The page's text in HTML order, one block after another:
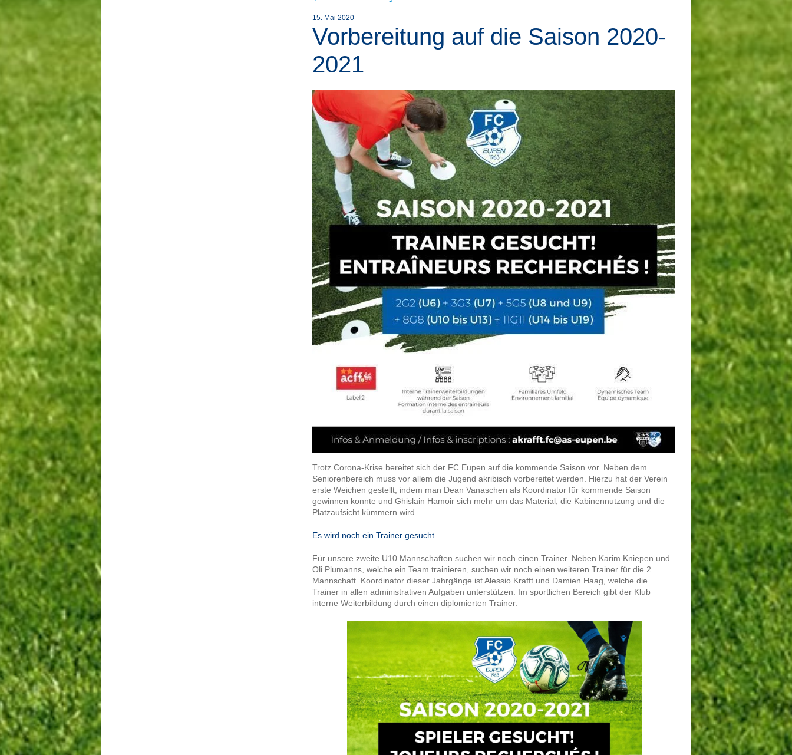
15. Mai 2020
Vorbereitung auf die Saison 2020-
2021
Trotz Corona-Krise bereitet sich der FC Eupen auf die kommende Saison vor. Neben dem
Seniorenbereich muss vor allem die Jugend akribisch vorbereitet werden. Hierzu hat der Verein
erste Weichen gestellt, indem man Dean Vanaschen als Koordinator für kommende Saison
gewinnen konnte und Ghislain Hamoir sich mehr um das Material, die Kabinennutzung und die
Platzaufsicht kümmern wird.
Es wird noch ein Trainer gesucht
Für unsere zweite U10 Mannschaften suchen wir noch einen Trainer. Neben Karim Kniepen und
Oli Plumanns, welche ein Team trainieren, suchen wir noch einen weiteren Trainer für die 2.
Mannschaft. Koordinator dieser Jahrgänge ist Alessio Krafft und Damien Haag, welche die
Trainer in allen administrativen Aufgaben unterstützen. Im sportlichen Bereich gibt der Klub
interne Weiterbildung durch einen diplomierten Trainer.